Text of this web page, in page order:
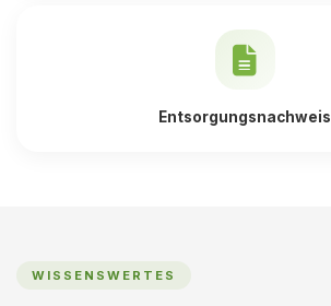
Entsorgungsnachweis
WISSENSWERTES